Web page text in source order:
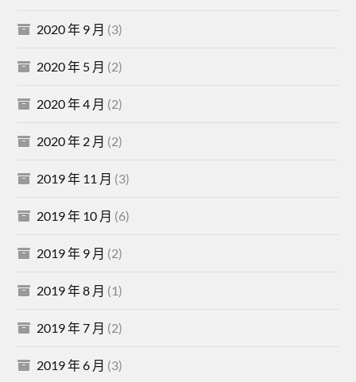
2020 年 9 月 (3)
2020 年 5 月 (2)
2020 年 4 月 (2)
2020 年 2 月 (2)
2019 年 11 月 (3)
2019 年 10 月 (6)
2019 年 9 月 (2)
2019 年 8 月 (1)
2019 年 7 月 (2)
2019 年 6 月 (3)